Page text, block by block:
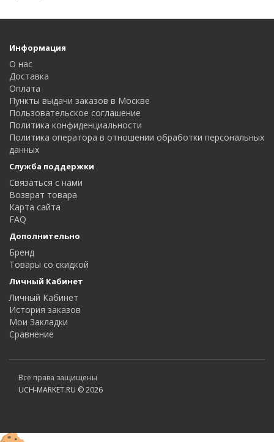
Информация
О нас
Доставка
Оплата
Пункты выдачи заказов в Москве
Пользовательское соглашение
Политика конфиденциальности
Политика оператора в отношении обработки персональных
данных
Служба поддержки
Связаться с нами
Возврат товара
Карта сайта
FAQ
Дополнительно
Бренд
Товары со скидкой
Личный Кабинет
Личный Кабинет
История заказов
Мои Закладки
Сравнение
Все права защищены
UCH-MARKET.RU © 2026